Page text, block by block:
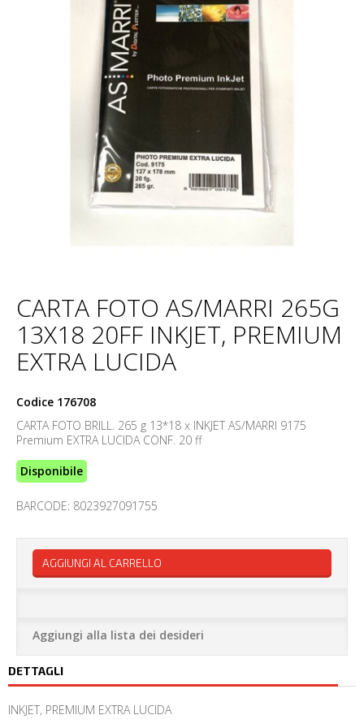
CARTA FOTO AS/MARRI 265G
13X18 20FF INKJET, PREMIUM
EXTRA LUCIDA
Codice 176708
CARTA FOTO BRILL. 265 g 13*18 x INKJET AS/MARRI 9175
Premium EXTRA LUCIDA CONF. 20 ff
Disponibile
BARCODE: 8023927091755
AGGIUNGI AL CARRELLO
Aggiungi alla lista dei desideri
DETTAGLI
INKJET, PREMIUM EXTRA LUCIDA